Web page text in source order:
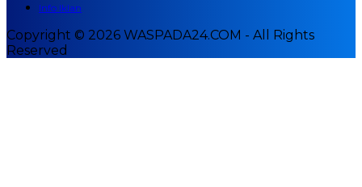
Info Iklan
Copyright © 2026 WASPADA24.COM - All Rights
Reserved